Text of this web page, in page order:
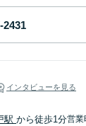
インタビューを見る
駅 から徒歩1分営業